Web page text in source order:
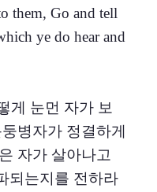
them, Go and tell
ye do hear and
게 눈먼 자가 보
병자가 정결하게
자가 살아나고
되는지를 전하라